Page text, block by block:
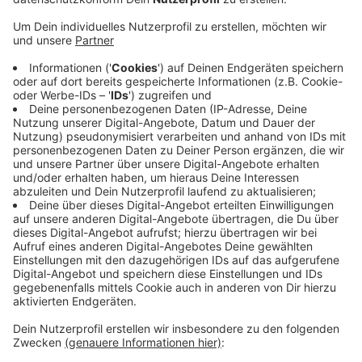
Montag, 23.03.2020 16:05
Das Monatsende ist nah, Mieten und Gehälter müssen
gezahlt werden - das große Problem derzeit heißt
"Liquidität", sagt ein Sprecher des DEHOGA. Man wisse
zwar, dass das Problem in der Politik gehört worden
sei, jetzt müsse aber ganz schnell auch eine Lösung
her. Dass die Restaurants jetzt generell für Gäste
geschlossen sind, gibt den Gastronomen zumindest
eine bessere Chance auf das Kurzarbeiter-Geld. Auch
das muss aber erst vorgestreckt werden.
Anzeige